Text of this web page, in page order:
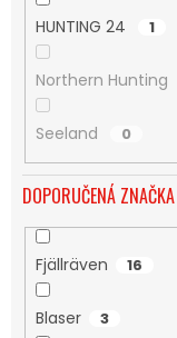
HUNTING 24 1
Northern Hunting
Seeland 0
DOPORUČENÁ ZNAČKA
Fjällräven 16
Blaser 3